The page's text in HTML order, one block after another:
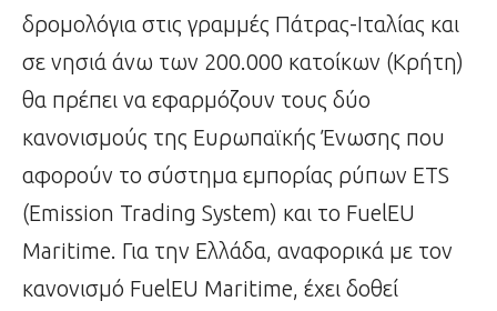
δρομολόγια στις γραμμές Πάτρας-Ιταλίας και
σε νησιά άνω των 200.000 κατοίκων (Κρήτη)
θα πρέπει να εφαρμόζουν τους δύο
κανονισμούς της Ευρωπαϊκής Ένωσης που
αφορούν το σύστημα εμπορίας ρύπων ETS
(Emission Trading System) και το FuelEU
Maritime. Για την Ελλάδα, αναφορικά με τον
κανονισμό FuelEU Maritime, έχει δοθεί